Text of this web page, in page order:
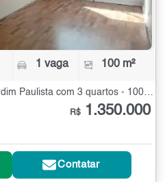
1 vaga 100 m²
R$ 1.350.000
Contatar